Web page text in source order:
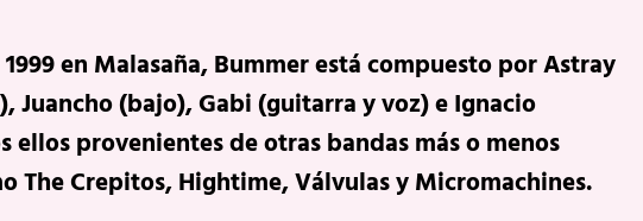
en Malasaña, Bummer está compuesto por Astray
Juancho (bajo), Gabi (guitarra y voz) e Ignacio
ellos provenientes de otras bandas más o menos
The Crepitos, Hightime, Válvulas y Micromachines.